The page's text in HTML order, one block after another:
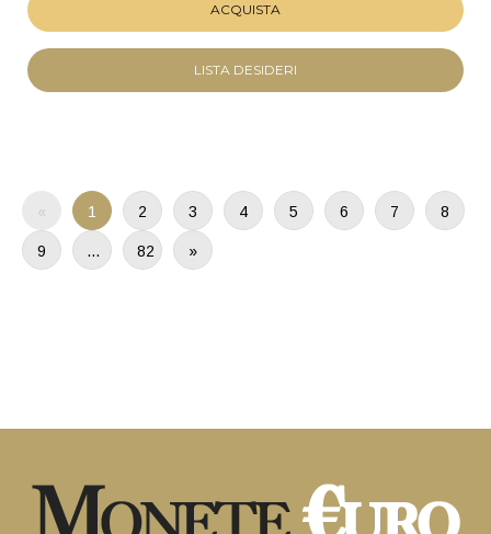
ACQUISTA
LISTA DESIDERI
« 1 2 3 4 5 6 7 8
9 … 82 »